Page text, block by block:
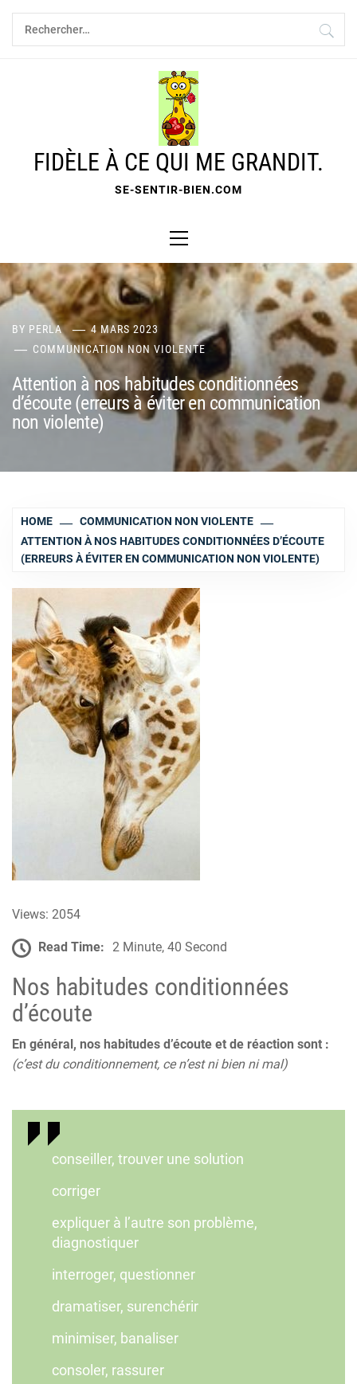
Skip
content
Rechercher :
FIDÈLE À CE QUI ME GRANDIT.
SE-SENTIR-BIEN.COM
Menu
BY PERLA
4 MARS 2023
COMMUNICATION NON VIOLENTE
Attention à nos habitudes conditionnées
d’écoute (erreurs à éviter en communication
non violente)
HOME
COMMUNICATION NON VIOLENTE
ATTENTION À NOS HABITUDES CONDITIONNÉES D’ÉCOUTE
(ERREURS À ÉVITER EN COMMUNICATION NON VIOLENTE)
Views: 2054
Read Time: 2 Minute, 40 Second
Nos habitudes conditionnées
d’écoute
En général, nos habitudes d’écoute et de réaction sont :
(c’est du conditionnement, ce n’est ni bien ni mal)
conseiller, trouver une solution
corriger
expliquer à l’autre son problème,
diagnostiquer
interroger, questionner
dramatiser, surenchérir
minimiser, banaliser
consoler, rassurer